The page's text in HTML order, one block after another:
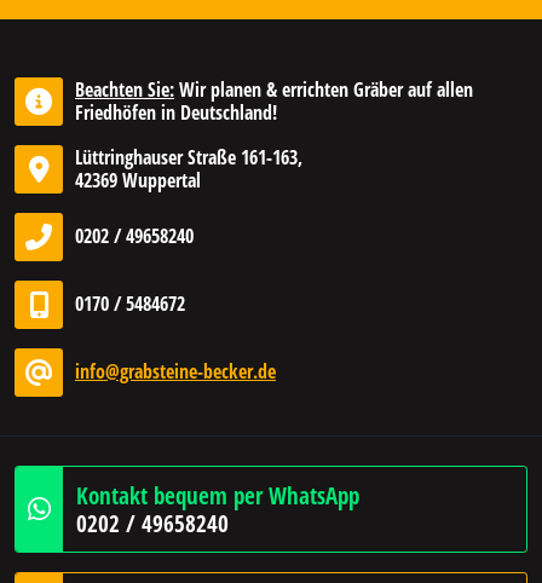
Beachten Sie:Wir planen & errichten Gräber auf allen
Friedhöfen in Deutschland!
Lüttringhauser Straße 161-163,
42369 Wuppertal
0202 / 49658240
0170 / 5484672
info@grabsteine-becker.de
Kontakt bequem per WhatsApp
0202 / 49658240